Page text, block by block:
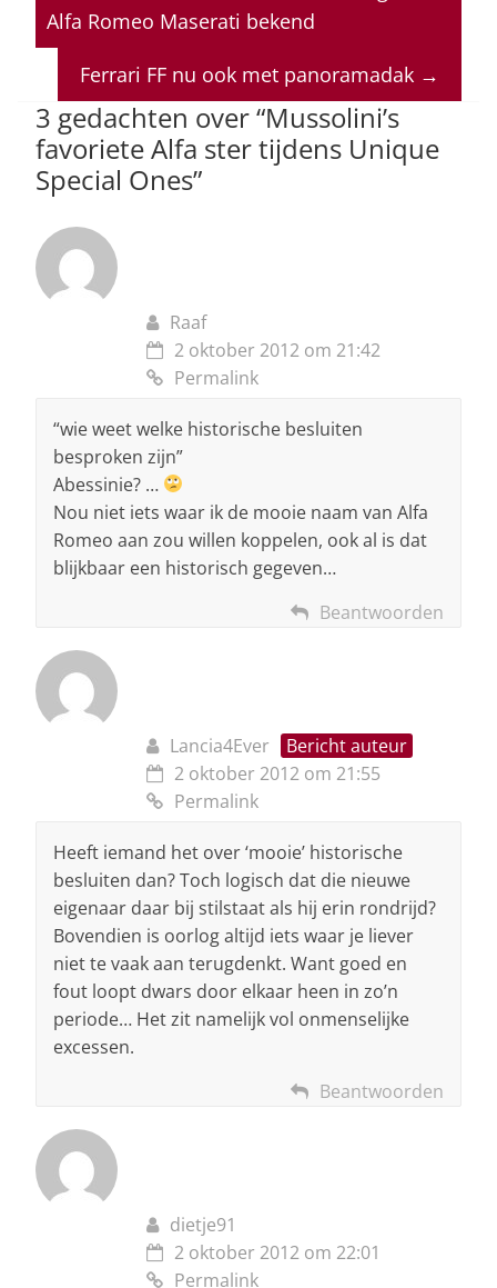
s
p
p
e
o
o
k
e
n
a
s
l
Alfa Romeo Maserati bekend
Ferrari FF nu ook met panoramadak →
3 gedachten over “Mussolini’s
favoriete Alfa ster tijdens Unique
Special Ones”
Raaf
2 oktober 2012 om 21:42
Permalink
“wie weet welke historische besluiten
besproken zijn”
Abessinie? …
Nou niet iets waar ik de mooie naam van Alfa
Romeo aan zou willen koppelen, ook al is dat
blijkbaar een historisch gegeven…
Beantwoorden
Lancia4Ever
Bericht auteur
2 oktober 2012 om 21:55
Permalink
Heeft iemand het over ‘mooie’ historische
besluiten dan? Toch logisch dat die nieuwe
eigenaar daar bij stilstaat als hij erin rondrijd?
Bovendien is oorlog altijd iets waar je liever
niet te vaak aan terugdenkt. Want goed en
fout loopt dwars door elkaar heen in zo’n
periode… Het zit namelijk vol onmenselijke
excessen.
Beantwoorden
dietje91
2 oktober 2012 om 22:01
Permalink